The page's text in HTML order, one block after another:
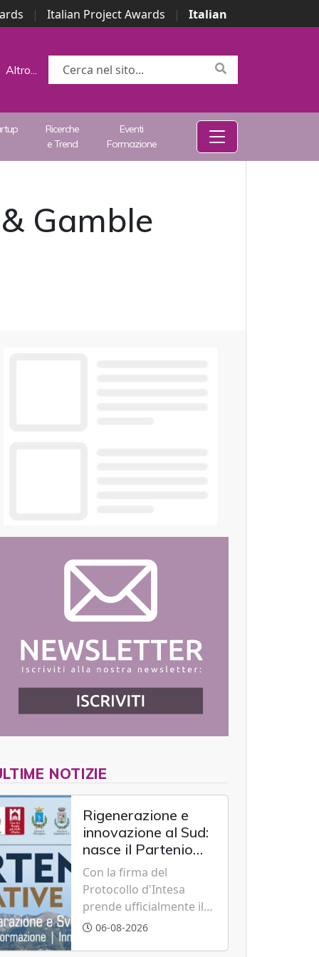
| Italian Project Awards |
Italian
Altro...
Ricerche
e Trend
Eventi
Formazione
Gamble
NOTIZIE
Rigenerazione e
innovazione al Sud:
nasce il Partenio
Creative Hub per il
rilancio del
territorio
Con la firma del
Protocollo d'Intesa
prende ufficialmente il
via il recupero dell'ex
06-08-2026